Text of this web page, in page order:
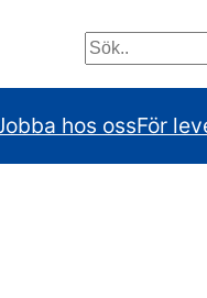
Sök
hos ossFör